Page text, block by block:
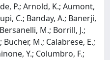
P.; Arnold, K.; Aumont,
C.; Banday, A.; Banerji,
M.; Borrill, J.;
M.; Calabrese, E.;
Y.; Columbro, F.;